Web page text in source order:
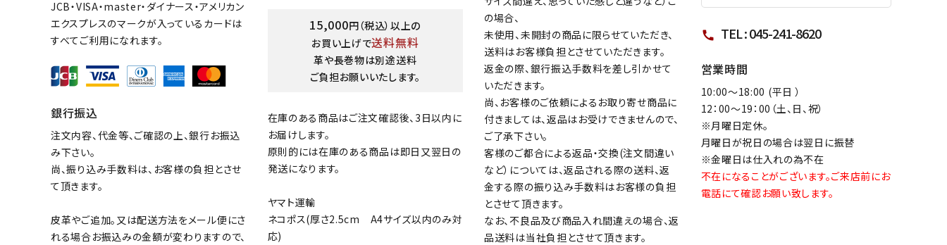
JCB・VISA・master・ダイナース・アメリカン
エクスプレスのマークが入っているカードは
すべてご利用になれます。
銀行振込
注文内容、代金等、ご確認の上、銀行お振込
み下さい。
尚、振り込み手数料は、お客様の負担とさせ
て頂きます。
皮革やご追加。又は配送方法をメール便にさ
れる場合お振込みの金額が変わりますので、
15,000円（税込）以上の
お買い上げで送料無料
革や長巻物は別途送料
ご負担お願いいたします。
在庫のある商品はご注文確認後、3日以内に
お届けします。
原則的には在庫のある商品は即日又翌日の
発送になります。
ヤマト運輸
ネコポス(厚さ2.5cm A4サイズ以内のみ対
応)
の場合、
未使用、未開封の商品に限らせていただき、
送料はお客様負担とさせていただきます。
返金の際、銀行振込手数料を差し引かせて
いただきます。
尚、お客様のご依頼によるお取り寄せ商品に
付きましては、返品はお受けできませんので、
ご了承下さい。
客様のご都合による返品・交換(注文間違い
など）については、返品される際の送料、返
金する際の振り込み手数料はお客様の負担
とさせて頂きます。
なお、不良品及び商品入れ間違えの場合、返
品送料は当社負担とさせて頂きます。
call TEL : 045-241-8620
営業時間
10:00～18:00 (平日 ）
12：00～19：00（土、日、祝）
※月曜日定休。
月曜日が祝日の場合は翌日に振替
※金曜日は仕入れの為不在
不在になることがございます。ご来店前にお
電話にて確認お願い致します。